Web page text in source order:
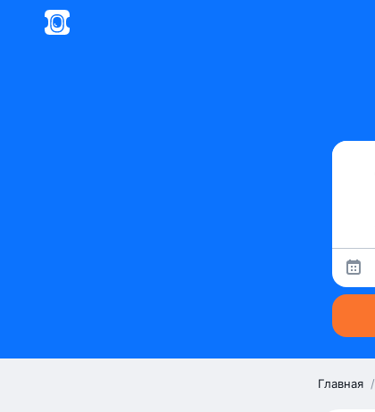
Главная /